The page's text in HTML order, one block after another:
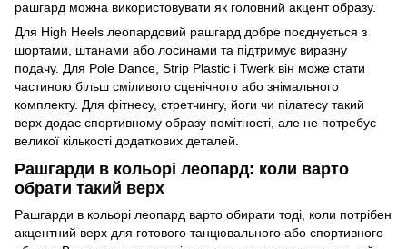
рашгард можна використовувати як головний акцент образу.
Для High Heels леопардовий рашгард добре поєднується з
шортами, штанами або лосинами та підтримує виразну
подачу. Для Pole Dance, Strip Plastic і Twerk він може стати
частиною більш сміливого сценічного або знімального
комплекту. Для фітнесу, стретчингу, йоги чи пілатесу такий
верх додає спортивному образу помітності, але не потребує
великої кількості додаткових деталей.
Рашгарди в кольорі леопард: коли варто
обрати такий верх
Рашгарди в кольорі леопард варто обирати тоді, коли потрібен
акцентний верх для готового танцювального або спортивного